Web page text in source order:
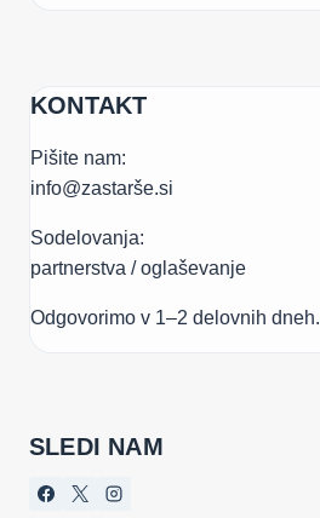
KONTAKT
Pišite nam:
info@zastarše.si
Sodelovanja:
partnerstva / oglaševanje
Odgovorimo v 1–2 delovnih dneh.
SLEDI NAM